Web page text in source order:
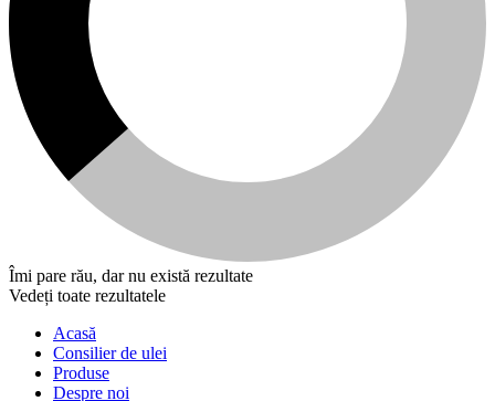
Îmi pare rău, dar nu există rezultate
Vedeți toate rezultatele
Acasă
Consilier de ulei
Produse
Despre noi